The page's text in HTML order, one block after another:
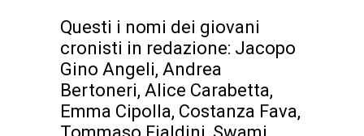
Questi i nomi dei giovani
cronisti in redazione: Jacopo
Gino Angeli, Andrea
Bertoneri, Alice Carabetta,
Emma Cipolla, Costanza Fava,